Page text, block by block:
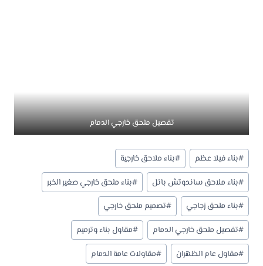
تفصيل ملحق خارجي الدمام
وسوم
المقال:
#بناء فيلا عظم #بناء ملاحق خارجية
#بناء ملاحق ساندوتش بانل #بناء ملحق خارجي صغير الخبر
#بناء ملحق زجاجي #تصميم ملحق خارجي
#تفصيل ملحق خارجي الدمام #مقاول بناء وترميم
#مقاول عام الظهران #مقاولات عامة الدمام